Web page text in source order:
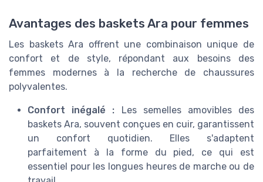
Avantages des baskets Ara pour femmes
Les baskets Ara offrent une combinaison unique de
confort et de style, répondant aux besoins des
femmes modernes à la recherche de chaussures
polyvalentes.
Confort inégalé : Les semelles amovibles des
baskets Ara, souvent conçues en cuir, garantissent
un confort quotidien. Elles s'adaptent
parfaitement à la forme du pied, ce qui est
essentiel pour les longues heures de marche ou de